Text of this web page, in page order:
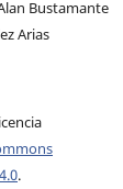
Bustamante
Arias
.